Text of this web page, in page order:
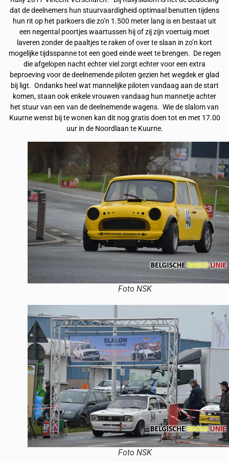
dat de deelnemers hun stuurvaardigheid optimaal benutten tijdens
hun rit op het parkoers die zo’n 1.500 meter lang is en bestaat uit
een negental poortjes waartussen hij of zij zijn voertuig moet
laveren zonder de paaltjes te raken of over te slaan in zo’n kort
mogelijke tijdsspanne tot een goed einde weet te brengen. De regen
die afgelopen nacht echter viel zorgt echter voor een extra
beproeving voor de deelnemende piloten gezien het wegdek er glad
bij ligt. Ondanks heel wat mannelijke piloten vandaag aan de start
komen, staan ook enkele vrouwen vandaag hun mannetje achter
het stuur van een van de deelnemende wagens. Wie de slalom van
Kuurne wenst bij te wonen kan dit nog gratis doen tot en met 17.00
uur in de Noordlaan te Kuurne.
Foto NSK
Foto NSK